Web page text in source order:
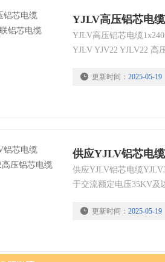
YJLV高压铝芯电
YJLV高压铝芯电缆
YJLV YJV22 YJLV22 高
更新时间： 2025-05-19
供应YJLV铝芯电
供应YJLV铝芯电缆
于交流额定电压35KV及
过250度。
更新时间： 2025-05-19